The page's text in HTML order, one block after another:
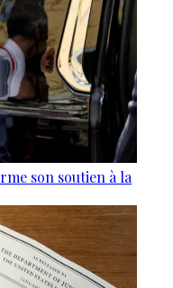
son soutien à la